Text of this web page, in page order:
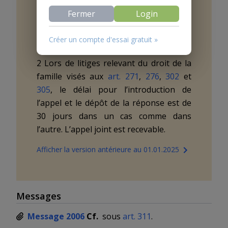
l’introduction de l’appel et le dépôt de la
réponse est de dix jours. L’appel joint
est irrecevable.
2 Lors de litiges relevant du droit de la
famille visés auxart. 271, 276, 302 et
305, le délai pour l’introduction de
l’appel et le dépôt de la réponse est de
30 jours dans un cas comme dans
l’autre. L’appel joint est recevable.
Afficher la version antérieure au 01.01.2025
Messages
Message 2006 Cf. sous art. 311.
Fermer Login
Créer un compte d'essai gratuit »